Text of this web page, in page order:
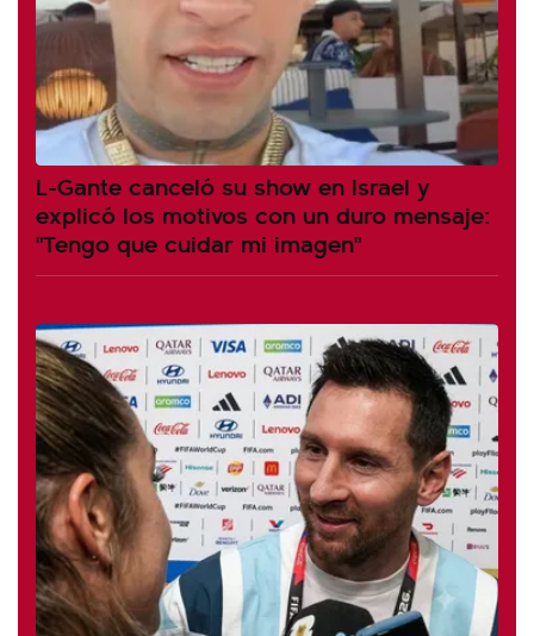
L-Gante canceló su show en Israel y
explicó los motivos con un duro mensaje:
"Tengo que cuidar mi imagen"